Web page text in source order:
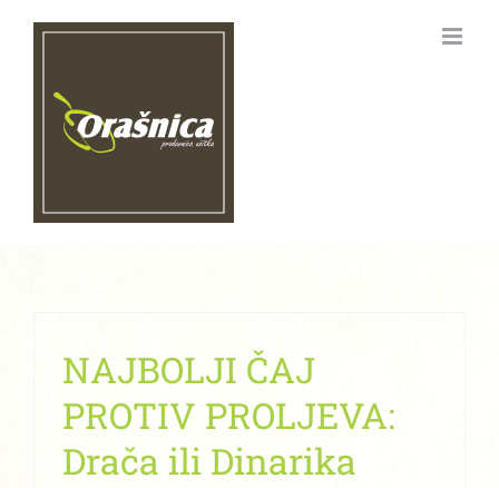
NAJBOLJI ČAJ
PROTIV PROLJEVA:
Drača ili Dinarika